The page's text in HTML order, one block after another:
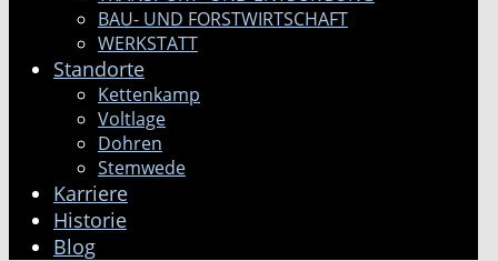
BAU- UND FORSTWIRTSCHAFT
WERKSTATT
Standorte
Kettenkamp
Voltlage
Dohren
Stemwede
Karriere
Historie
Blog